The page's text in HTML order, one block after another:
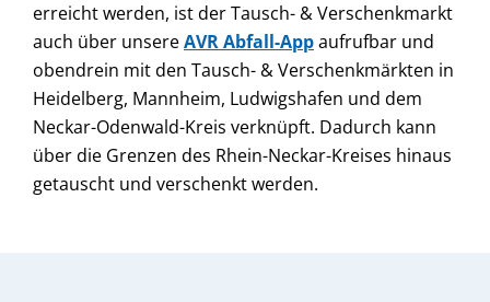
erreicht werden, ist der Tausch- & Verschenkmarkt
auch über unsereAVR Abfall-Appaufrufbar und
obendrein mit den Tausch- & Verschenkmärkten in
Heidelberg, Mannheim, Ludwigshafen und dem
Neckar-Odenwald-Kreis verknüpft. Dadurch kann
über die Grenzen des Rhein-Neckar-Kreises hinaus
getauscht und verschenkt werden.